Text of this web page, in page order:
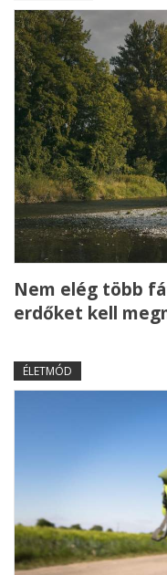
Nem elég több
erdőket kell
ÉLETMÓD